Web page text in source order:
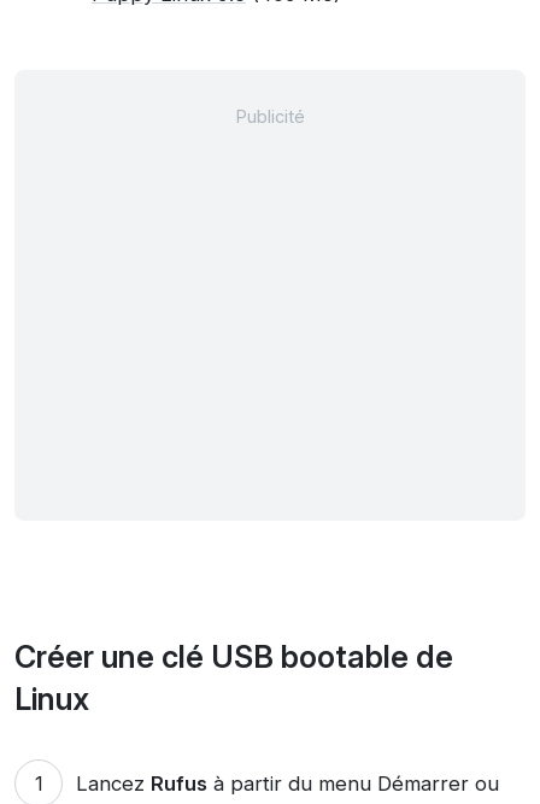
Créer une clé USB bootable de
Linux
Lancez Rufusà partir du menu Démarrer ou